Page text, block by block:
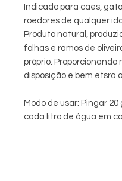
Indicado para cães,
roedores de qualquer
Produto natural,
folhas e ramos de
próprio. Proporcionando
disposição e bem etsra
Modo de usar: Pingar
cada litro de água em